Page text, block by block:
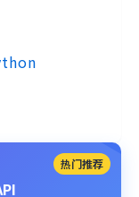
热门推荐